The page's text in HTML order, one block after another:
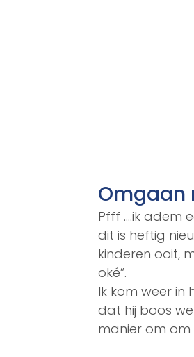
Omgaan
Pfff ….ik adem
dit is heftig
kinderen ooit,
oké”.
Ik kom weer in
dat hij boos
manier om om